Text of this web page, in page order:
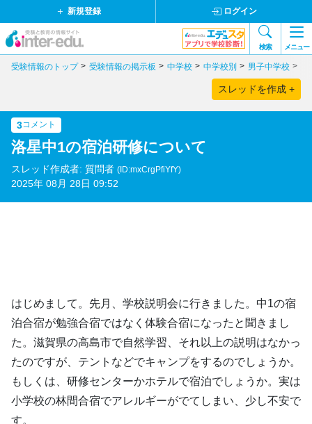
新規登録 ログイン
検索 メニュー
受験情報のトップ 受験情報の掲示板 中学校 中学校別 男子中学校
スレッドを作成 +
3コメント
洛星中1の宿泊研修について
スレッド作成者: 質問者 (ID:mxCrgPfiYfY)
2025年 08月 28日 09:52
はじめまして。先月、学校説明会に行きました。中1の宿
泊合宿が勉強合宿ではなく体験合宿になったと聞きまし
た。滋賀県の高島市で自然学習、それ以上の説明はなかっ
たのですが、テントなどでキャンプをするのでしょうか。
もしくは、研修センターかホテルで宿泊でしょうか。実は
小学校の林間合宿でアレルギーがでてしまい、少し不安で
す。